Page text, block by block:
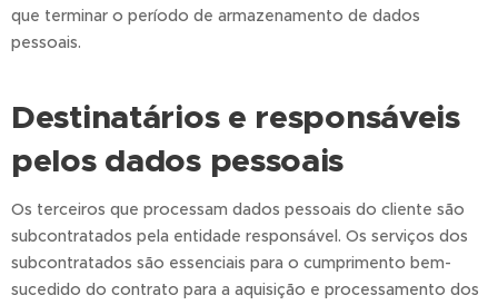
que terminar o período de armazenamento de dados
pessoais.
Destinatários e responsáveis
pelos dados pessoais
Os terceiros que processam dados pessoais do cliente são
subcontratados pela entidade responsável. Os serviços dos
subcontratados são essenciais para o cumprimento bem-
sucedido do contrato para a aquisição e processamento dos